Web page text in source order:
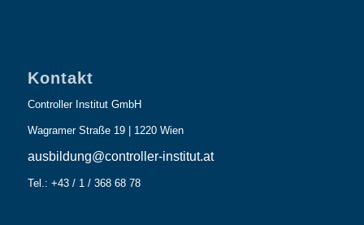
Kontakt
Controller Institut GmbH
Wagramer Straße 19 | 1220 Wien
ausbildung@controller-institut.at
Tel.: +43 / 1 / 368 68 78